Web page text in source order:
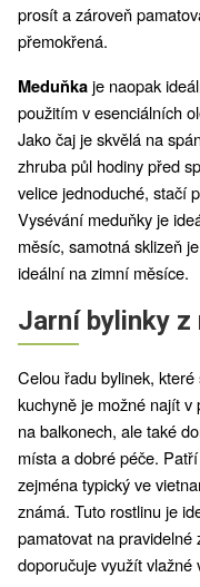
prosít a zároveň
přemokřená.
Meduňka je naopak
použitím v esenciálních
Jako čaj je skvělá na
zhruba půl hodiny před
velice jednoduché, stačí
Vysévání meduňky je
měsíc, samotná sklizeň
ideální na zimní měsíce.
Jarní bylinky z
Celou řadu bylinek,
kuchyně je možné najít
na balkonech, ale také
místa a dobré péče.
zejména typický ve
známá. Tuto rostlinu je
pamatovat na
doporučuje využít vlažné